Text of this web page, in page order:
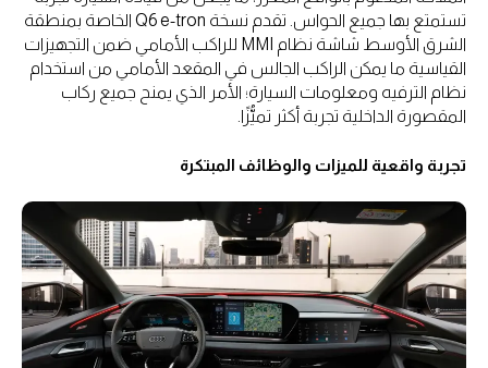
تستمتع بها جميع الحواس. تقدم نسخة Q6 e-tron الخاصة بمنطقة
الشرق الأوسط شاشة نظام MMI للراكب الأمامي ضمن التجهيزات
القياسية ما يمكن الراكب الجالس في المقعد الأمامي من استخدام
نظام الترفيه ومعلومات السيارة؛ الأمر الذي يمنح جميع ركاب
المقصورة الداخلية تجربة أكثر تميُّزًا.
تجربة واقعية للميزات والوظائف المبتكرة